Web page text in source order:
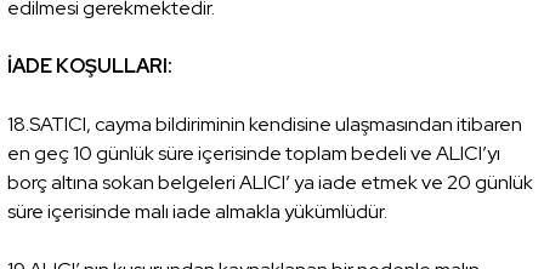
edilmesi gerekmektedir.
İADE KOŞULLARI:
18.SATICI, cayma bildiriminin kendisine ulaşmasından itibaren
en geç 10 günlük süre içerisinde toplam bedeli ve ALICI’yı
borç altına sokan belgeleri ALICI’ ya iade etmek ve 20 günlük
süre içerisinde malı iade almakla yükümlüdür.